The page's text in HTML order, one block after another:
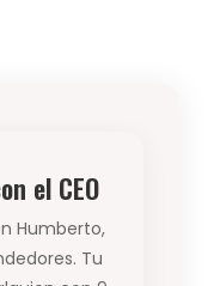
el CEO
Humberto,
Tu